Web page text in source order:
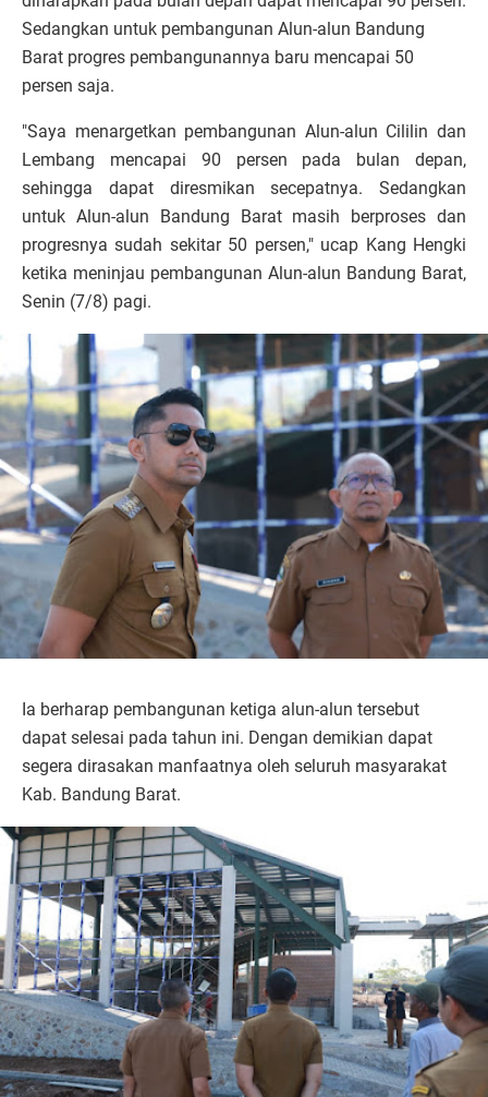
Sedangkan untuk pembangunan Alun-alun Bandung
Barat progres pembangunannya baru mencapai 50
persen saja.
"Saya menargetkan pembangunan Alun-alun Cililin dan
Lembang mencapai 90 persen pada bulan depan,
sehingga dapat diresmikan secepatnya. Sedangkan
untuk Alun-alun Bandung Barat masih berproses dan
progresnya sudah sekitar 50 persen," ucap Kang Hengki
ketika meninjau pembangunan Alun-alun Bandung Barat,
Senin (7/8) pagi.
Ia berharap pembangunan ketiga alun-alun tersebut
dapat selesai pada tahun ini. Dengan demikian dapat
segera dirasakan manfaatnya oleh seluruh masyarakat
Kab. Bandung Barat.